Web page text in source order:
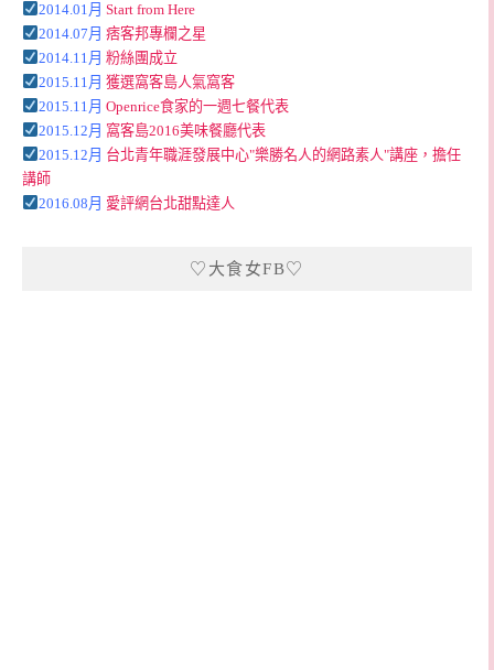
2014.01月 Start from Here
2014.07月 痞客邦專欄之星
2014.11月 粉絲團成立
2015.11月 獲選窩客島人氣窩客
2015.11月 Openrice食家的一週七餐代表
2015.12月 窩客島2016美味餐廳代表
2015.12月 台北青年職涯發展中心"樂勝名人的網路素人"講座，擔任
講師
2016.08月 愛評網台北甜點達人
♡大食女FB♡